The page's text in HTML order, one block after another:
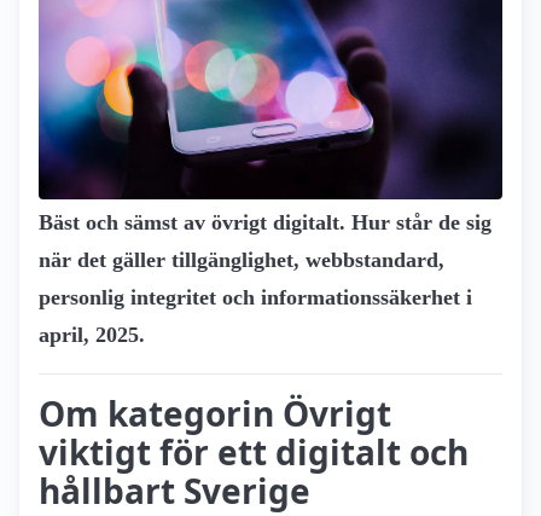
Bäst och sämst av övrigt digitalt. Hur står de sig
när det gäller tillgänglighet, webbstandard,
personlig integritet och informationssäkerhet i
april, 2025.
Om kategorin Övrigt
viktigt för ett digitalt och
hållbart Sverige